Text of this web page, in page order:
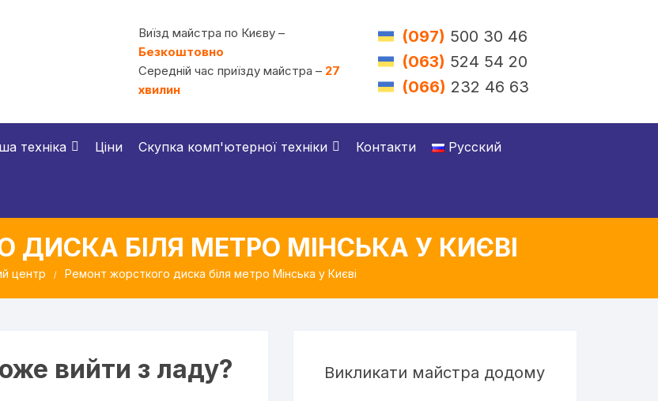
Виїзд майстра по Києву –
Безкоштовно
Середній час приїзду майстра – 27
хвилин
(097) 500 30 46
(063) 524 54 20
(066) 232 46 63
техніка Ціни Скупка комп'ютерної техніки Контакти Русский
БІЛЯ МЕТРО МІНСЬКА У КИЄВІ
центр Ремонт жорсткого диска біля метро Мінська у Києві
вийти з ладу? Викликати майстра додому